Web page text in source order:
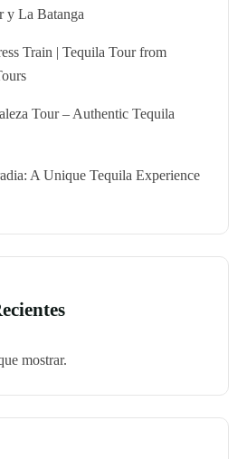
y La Batanga
Train | Tequila Tour from
Tour – Authentic Tequila
A Unique Tequila Experience
mostrar.